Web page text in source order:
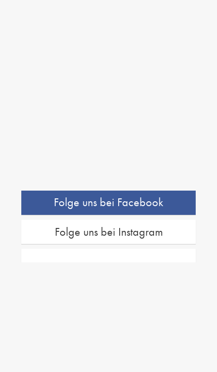
Folge uns bei Facebook
Folge uns bei Instagram